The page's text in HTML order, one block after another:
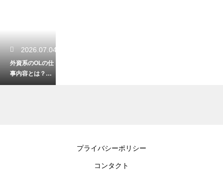
2026.07.04
外資系のOLの仕
事内容とは？日
系企業との文化
プライバシーポリシー
コンタクト